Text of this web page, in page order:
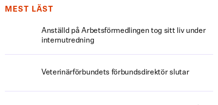
MEST LÄST
Anställd på Arbetsförmedlingen tog sitt liv under
internutredning
Veterinärförbundets förbundsdirektör slutar